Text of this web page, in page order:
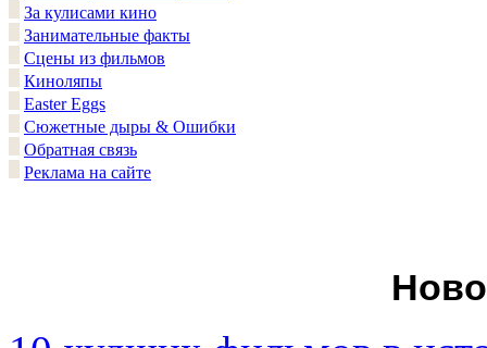
За кулисами кино
Занимательные факты
Сцены из фильмов
Киноляпы
Easter Eggs
Сюжетные дыры & Ошибки
Обратная связь
Реклама на сайте